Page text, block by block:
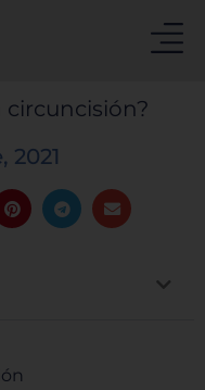
circuncisión?
2021